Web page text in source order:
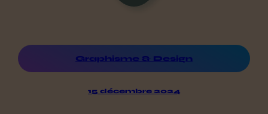
Graphisme & Design
15 décembre 2024